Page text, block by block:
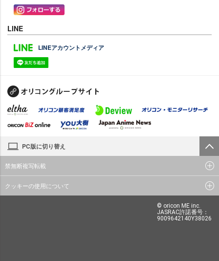
LINE
LINEアカウントメディア
PC版に切り替え
禁無断複写転載
クッキーの使用について
© oricon ME inc.
JASRAC許諾番号：
9009642140Y38026